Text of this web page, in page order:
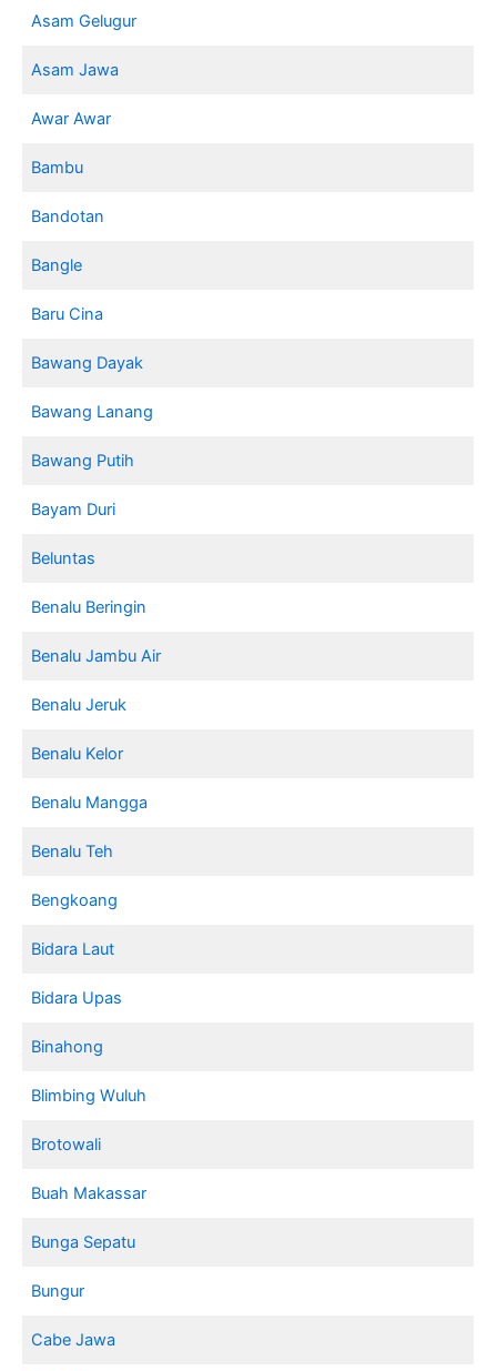
Asam Gelugur
Asam Jawa
Awar Awar
Bambu
Bandotan
Bangle
Baru Cina
Bawang Dayak
Bawang Lanang
Bawang Putih
Bayam Duri
Beluntas
Benalu Beringin
Benalu Jambu Air
Benalu Jeruk
Benalu Kelor
Benalu Mangga
Benalu Teh
Bengkoang
Bidara Laut
Bidara Upas
Binahong
Blimbing Wuluh
Brotowali
Buah Makassar
Bunga Sepatu
Bungur
Cabe Jawa